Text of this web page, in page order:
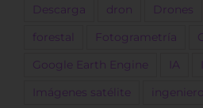
Descarga dron Drones
forestal Fotogrametría
Google Earth Engine IA
Imágenes satélite ingeniero